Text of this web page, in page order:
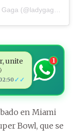
(@ladygaga) el
unite
✓✓
1
en Miami
Bowl, que se